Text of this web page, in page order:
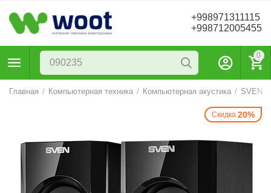
+998971311115
+998712005455
0
Главная / Компьютерная техника / Компьютерная акустика / SVEN
Скидка 20%